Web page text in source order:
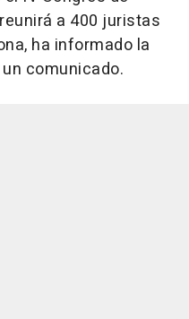
a 400 juristas
ha informado la
comunicado.